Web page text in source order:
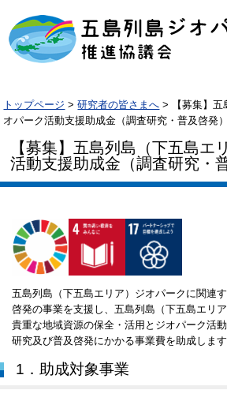
トップページ >研究者の皆さまへ > 【募集】五
オパーク活動支援助成金（調査研究・普及啓発）
【募集】五島列島（下五島エ
活動支援助成金（調査研究・
五島列島（下五島エリア）ジオパークに関連
啓発の事業を支援し、五島列島（下五島エリ
貴重な地域資源の保全・活用とジオパーク活
研究及び普及啓発にかかる事業費を助成します
1．助成対象事業